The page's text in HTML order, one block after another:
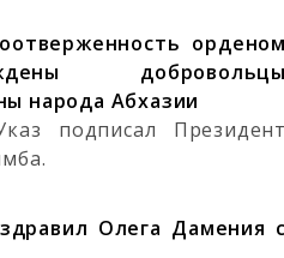
народа Абхазии
подписал
Олега Дамения